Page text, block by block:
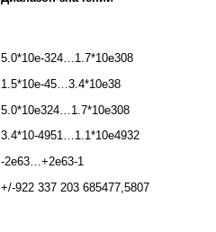
5.0*10e-324…1.7*10e308
1.5*10e-45…3.4*10e38
5.0*10e324…1.7*10e308
3.4*10-4951…1.1*10e4932
-2e63…+2e63-1
+/-922 337 203 685477,5807